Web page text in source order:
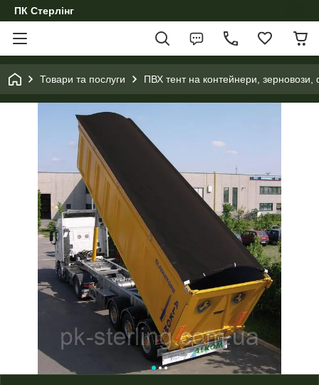
ПК Стерлінг
Товари та послуги ПВХ тент на контейнери, зерновози,